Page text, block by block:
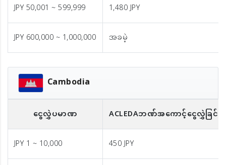
JPY 50,001 ~ 599,999
1,480 JPY
JPY 600,000 ~ 1,000,000
အခမဲ့
Cambodia
ငွေလွှဲပမာဏ ACLEDAဘဏ်အကောင့်ငွေလွှဲခြင်း
JPY 1 ~ 10,000
450 JPY